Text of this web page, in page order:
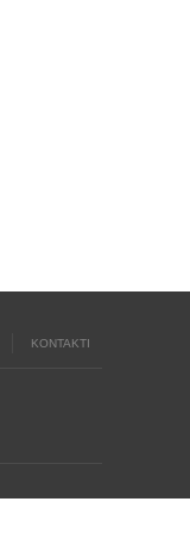
KONTAKTI